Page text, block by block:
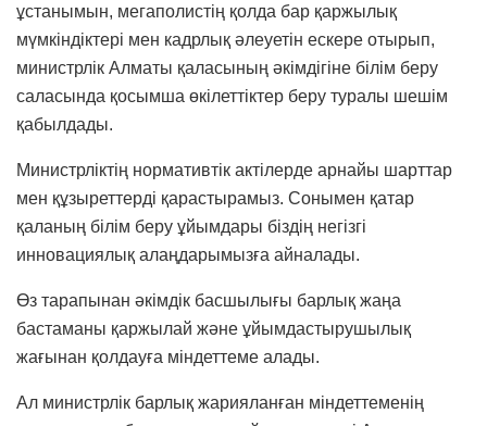
ұстанымын, мегаполистің қолда бар қаржылық
мүмкіндіктері мен кадрлық әлеуетін ескере отырып,
министрлік Алматы қаласының әкімдігіне білім беру
саласында қосымша өкілеттіктер беру туралы шешім
қабылдады.
Министрліктің нормативтік актілерде арнайы шарттар
мен құзыреттерді қарастырамыз. Сонымен қатар
қаланың білім беру ұйымдары біздің негізгі
инновациялық алаңдарымызға айналады.
Өз тарапынан әкімдік басшылығы барлық жаңа
бастаманы қаржылай және ұйымдастырушылық
жағынан қолдауға міндеттеме алады.
Ал министрлік барлық жарияланған міндеттеменің